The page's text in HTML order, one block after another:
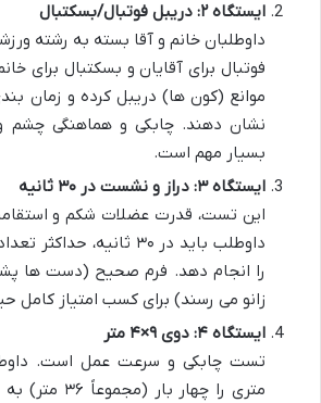
ایستگاه ۲: دریبل فوتبال/بسکتبال
داوطلبان خانم و آقا بسته به رشته
فوتبال برای آقایان و بسکتبال برای
موانع (کون ها) دریبل کرده و زمان
نشان دهند. چابکی و هماهنگی
بسیار مهم است.
ایستگاه ۳: دراز و نشست در ۳۰ ثانیه
این تست، قدرت عضلات شکم و
داوطلب باید در ۳۰
را انجام دهد. فرم صحیح (دست ها
زانو می رسند) برای کسب امتیاز کامل
ایستگاه ۴: دوی ۹×۴ متر
متری را چهار